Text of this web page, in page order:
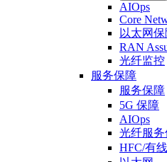
AIOps
Core
以太网
RAN
光纤监控
服务保障
服务保障
5G 保障
AIOps
光纤服
HFC/有